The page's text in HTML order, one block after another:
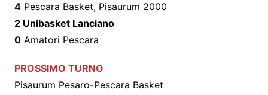
4Pescara Basket, Pisaurum 2000
2 Unibasket Lanciano
0Amatori Pescara
PROSSIMO TURNO
Pisaurum Pesaro-Pescara Basket